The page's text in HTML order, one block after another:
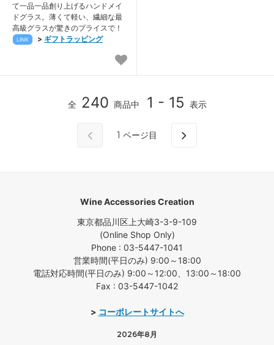
て一品一品創り上げるハンドメイ
ドグラス。薄くて軽い、繊細な最
高級グラスが驚きのプライスで！
LINK > ギフトラッピング
全 240 商品中 1 - 15 表示
1 ページ目
Wine Accessories Creation
東京都品川区上大崎3-3-9-109
(Online Shop Only)
Phone : 03-5447-1041
営業時間(平日のみ) 9:00～18:00
電話対応時間(平日のみ) 9:00～12:00、13:00～18:00
Fax : 03-5447-1042
> コーポレートサイトへ
2026年8月